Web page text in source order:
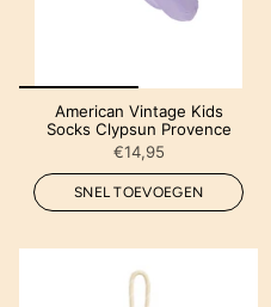
American Vintage Kids
Socks Clypsun Provence
€14,95
SNEL TOEVOEGEN